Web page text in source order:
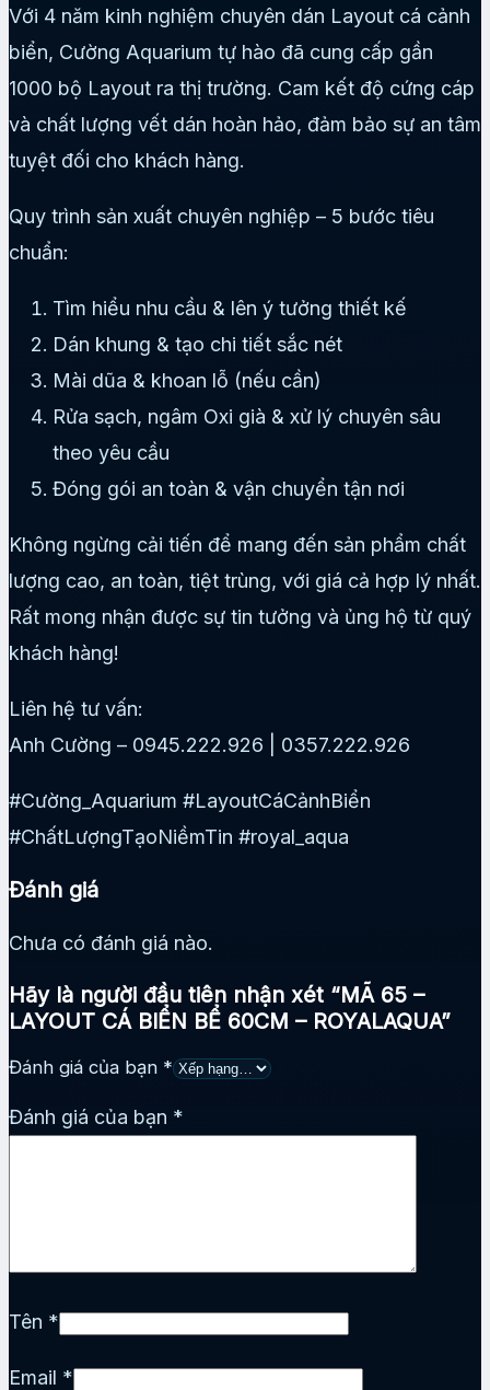
Với 4 năm kinh nghiệm chuyên dán Layout cá cảnh
biển, Cường Aquarium tự hào đã cung cấp gần
1000 bộ Layout ra thị trường. Cam kết độ cứng cáp
và chất lượng vết dán hoàn hảo, đảm bảo sự an tâm
tuyệt đối cho khách hàng.
Quy trình sản xuất chuyên nghiệp – 5 bước tiêu
chuẩn:
Tìm hiểu nhu cầu & lên ý tưởng thiết kế
Dán khung & tạo chi tiết sắc nét
Mài dũa & khoan lỗ (nếu cần)
Rửa sạch, ngâm Oxi già & xử lý chuyên sâu
theo yêu cầu
Đóng gói an toàn & vận chuyển tận nơi
Không ngừng cải tiến để mang đến sản phẩm chất
lượng cao, an toàn, tiệt trùng, với giá cả hợp lý nhất.
Rất mong nhận được sự tin tưởng và ủng hộ từ quý
khách hàng!
Liên hệ tư vấn:
Anh Cường – 0945.222.926 | 0357.222.926
#Cường_Aquarium #LayoutCáCảnhBiển
#ChấtLượngTạoNiềmTin #royal_aqua
Đánh giá
Chưa có đánh giá nào.
Hãy là người đầu tiên nhận xét “MÃ 65 –
LAYOUT CÁ BIỂN BỂ 60CM – ROYALAQUA”
Đánh giá của bạn *
Đánh giá của bạn *
Tên *
Email *